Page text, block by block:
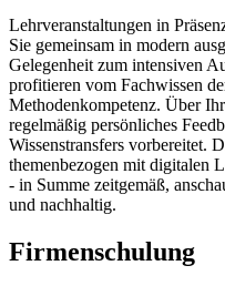
Lehrveranstaltungen in
Sie gemeinsam in modern
Gelegenheit zum intensiven
profitieren vom Fachwissen
Methodenkompetenz. Über
regelmäßig persönliches
Wissenstransfers vorbereitet.
themenbezogen mit digitalen
- in Summe zeitgemäß,
und nachhaltig.
Firmenschulung